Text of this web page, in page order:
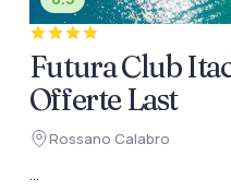
Futura Club
Offerte Last
Rossano Calabro
...